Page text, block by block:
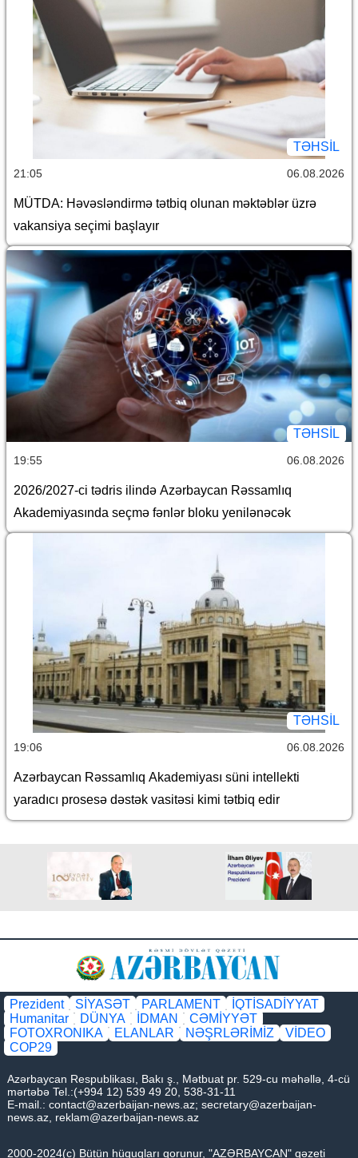
TƏHSIL
21:05 06.08.2026
MÜTDA: Həvəsləndirmə tətbiq olunan məktəblər üzrə
vakansiya seçimi başlayır
TƏHSIL
19:55 06.08.2026
2026/2027-ci tədris ilində Azərbaycan Rəssamlıq
Akademiyasında seçmə fənlər bloku yenilənəcək
TƏHSIL
19:06 06.08.2026
Azərbaycan Rəssamlıq Akademiyası süni intellekti
yaradıcı prosesə dəstək vasitəsi kimi tətbiq edir
Prezident SİYASƏT PARLAMENT
İQTİSADİYYAT
Humanitar
DÜNYA İDMAN
CƏMİYYƏT
FOTOXRONIKA
ELANLAR NƏŞRLƏRİMİZ
VİDEO
COP29
Azərbaycan Respublikası, Bakı ş., Mətbuat pr. 529-cu məhəllə, 4-cü
mərtəbə Tel.:(+994 12) 539 49 20, 538-31-11
E-mail.: contact@azerbaijan-news.az; secretary@azerbaijan-
news.az reklam@azerbaijan-news.az
2000-2024(c) Bütün hüquqları qorunur, "AZƏRBAYCAN" qəzeti